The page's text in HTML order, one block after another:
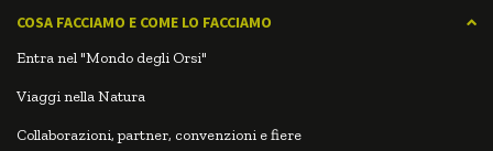
COSA FACCIAMO E COME LO FACCIAMO
Entra nel "Mondo degli Orsi"
Viaggi nella Natura
Collaborazioni, partner, convenzioni e fiere